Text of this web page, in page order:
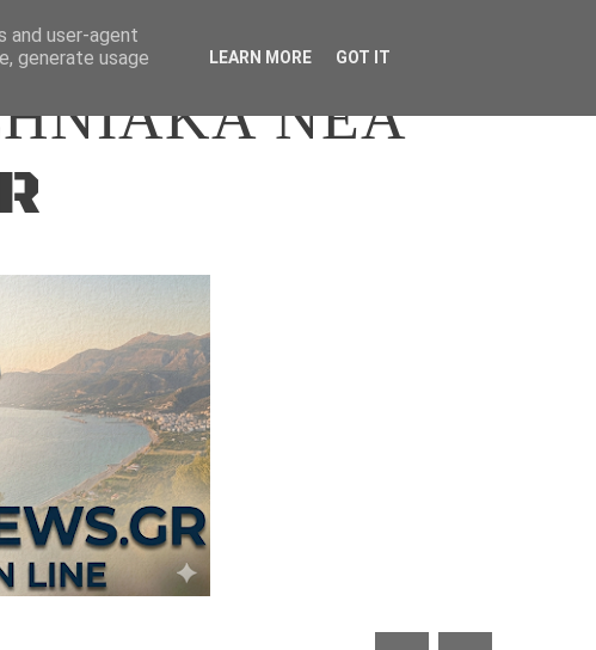
ΝΕΑ
and user-agent
generate usage
LEARN MORE GOT IT